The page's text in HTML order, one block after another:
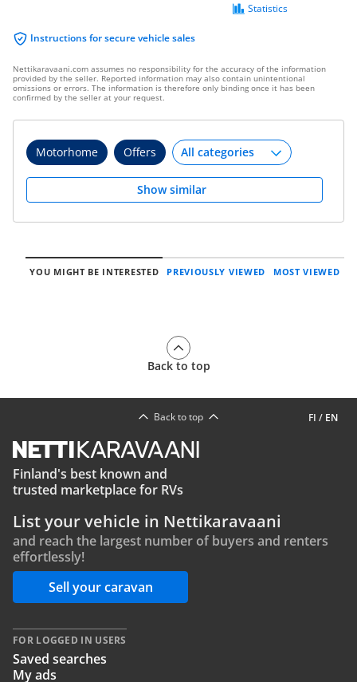
Instructions for secure vehicle sales
Statistics
Nettikaravaani.com assumes no responsibility for the accuracy of the information
provided by the seller. Reported information may also contain unintentional
omissions or errors. The information is therefore only binding once it has been
confirmed by the seller at your request.
Motorhome Offers
Show similar
YOU MIGHT BE INTERESTED PREVIOUSLY VIEWED MOST VIEWED
Back to top
FI / EN
Back to top
Finland's best known and
trusted marketplace for RVs
List your vehicle in Nettikaravaani
and reach the largest number of buyers and renters
effortlessly!
Sell your caravan
FOR LOGGED IN USERS
Saved searches
My ads